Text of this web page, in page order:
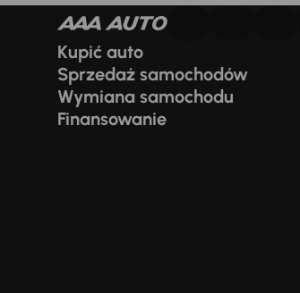
Kupić auto
Sprzedaż samochodów
Wymiana samochodu
Finansowanie